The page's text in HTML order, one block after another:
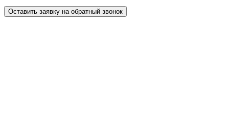
Оставить заявку на обратный звонок